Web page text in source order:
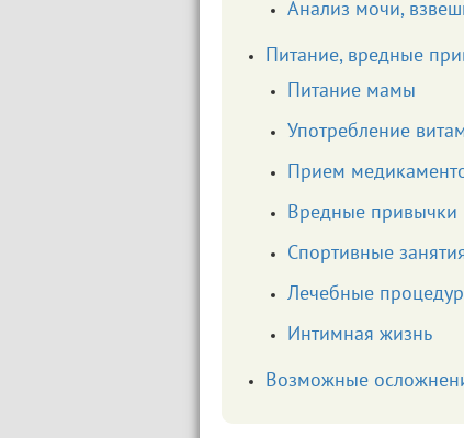
Анализ мочи,
Питание, вредные
Питание мамы
Употребление
Прием
Вредные привычки
Спортивные
Лечебные
Интимная жизнь
Возможные